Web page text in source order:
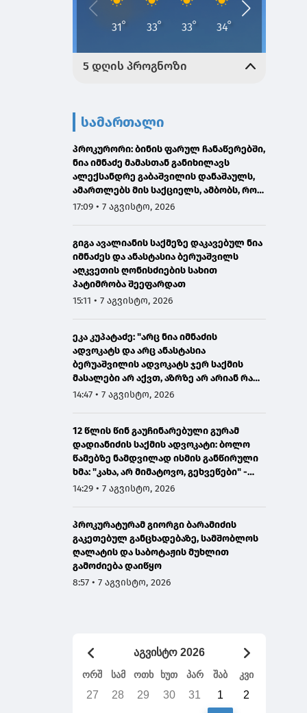
სამართალი
პროკურორი: ბინის ფარულ ჩანაწერებში,
ნია იმნაძე მამასთან განიხილავს
ალექსანდრე გაბაშვილის დანაშაულს,
ამართლებს მის საქციელს, ამბობს, რომ
სხვანაირად ვერ მოიქცეოდა
17:09 • 7 აგვისტო, 2026
გიგა ავალიანის საქმეზე დაკავებულ ნია
იმნაძეს და ანასტასია ბერუაშვილს
აღკვეთის ღონისძიების სახით
პატიმრობა შეეფარდათ
15:11 • 7 აგვისტო, 2026
ეკა კუპატაძე: "არც ნია იმნაძის
ადვოკატს და არც ანასტასია
ბერუაშვილის ადვოკატს ჯერ საქმის
მასალები არ აქვთ, აზრზე არ არიან რა
წერია მასალებში"
14:47 • 7 აგვისტო, 2026
12 წლის წინ გაუჩინარებული გურამ
დადიანიძის საქმის ადვოკატი: ბოლო
წამებზე ნამდვილად ისმის განწირული
ხმა: "კახა, არ მიმატოვო, გეხვეწები" -
ვიდეოს დადებას ვაპირებდით
14:29 • 7 აგვისტო, 2026
პროკურატურამ გიორგი ბარამიძის
გაკეთებულ განცხადებაზე, სამშობლოს
ღალატის და საბოტაჟის მუხლით
გამოძიება დაიწყო
8:57 • 7 აგვისტო, 2026
აგვისტო 2026
ორშ სამ ოთხ ხუთ პარ შაბ კვი
27 28 29 30 31 1 2